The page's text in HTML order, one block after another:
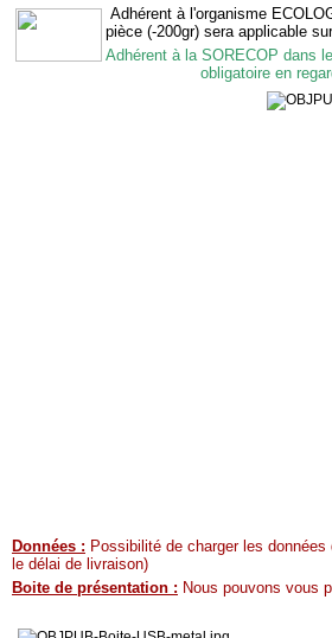
Adhérent à l'organisme
pièce (-200gr) sera applicable
Adhérent à la SORECOP dans
obligatoire en regard de la
Données : Possibilité de charger les
le délai de livraison)
Boite de présentation : Nous pouvons vous